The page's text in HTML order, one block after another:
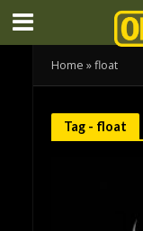
Home »float
Tag - float